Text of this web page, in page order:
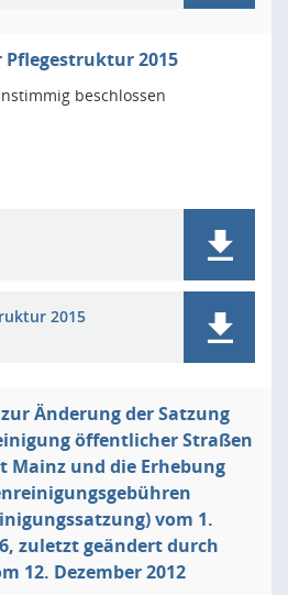
Pflegestruktur 2015
beschlossen
2015
Änderung der Satzung
öffentlicher Straßen
Mainz und die Erhebung
vom 1.
zuletzt geändert durch
12. Dezember 2012